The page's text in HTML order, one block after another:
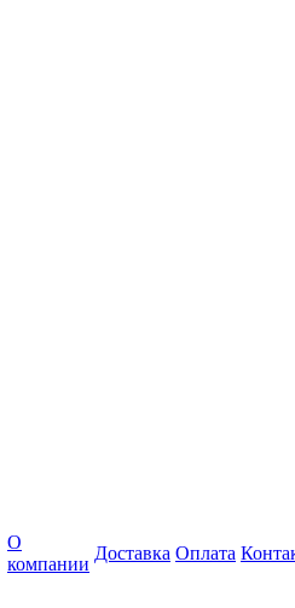
О
компании
Доставка Оплата